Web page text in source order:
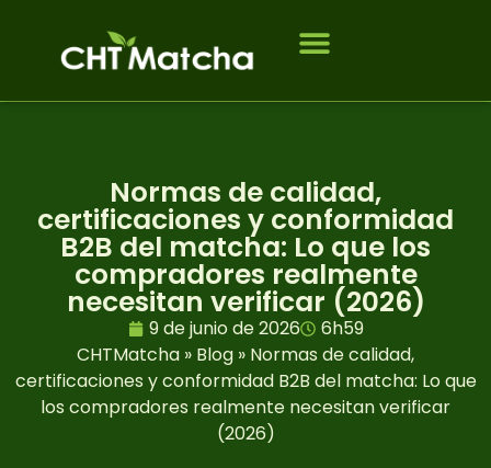
Normas de calidad,
certificaciones y conformidad
B2B del matcha: Lo que los
compradores realmente
necesitan verificar (2026)
9 de junio de 2026
6h59
CHTMatcha » Blog » Normas de calidad,
certificaciones y conformidad B2B del matcha: Lo que
los compradores realmente necesitan verificar
(2026)